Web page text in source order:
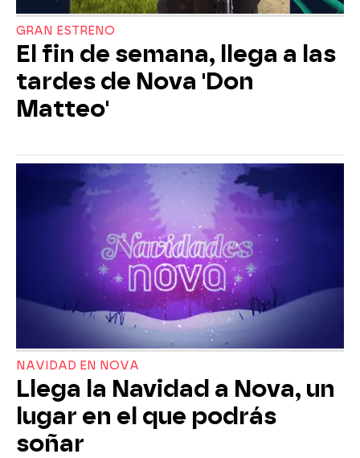
GRAN ESTRENO
El fin de semana, llega a las
tardes de Nova 'Don
Matteo'
NAVIDAD EN NOVA
Llega la Navidad a Nova, un
lugar en el que podrás
soñar